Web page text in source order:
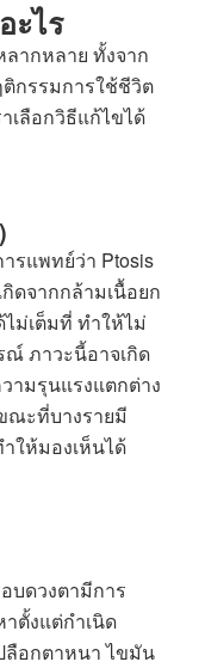
ะไร
ากหลาย ทั้งจาก
กรรมการใช้ชีวิต
เลือกวิธีแก้ไขได้
รแพทย์ว่า Ptosis
ดจากกล้ามเนื้อยก
ไม่เต็มที่ ทำให้ไม่
ณ์ ภาวะนี้อาจเกิด
ามรุนแรงแตกต่าง
ณะที่บางรายมี
ให้มองเห็นได้
บดวงตามีการ
ตั้งแต่กำเนิด
ลือกตาหนา ไขมัน